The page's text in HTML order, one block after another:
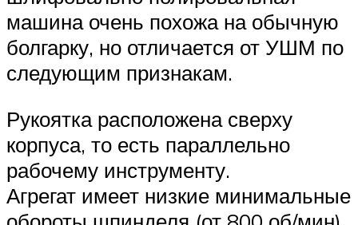
машина очень похожа на обычную
болгарку, но отличается от УШМ по
следующим признакам.
Рукоятка расположена сверху
корпуса, то есть параллельно
рабочему инструменту.
Агрегат имеет низкие минимальные